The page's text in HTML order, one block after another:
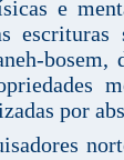
e
escrituras
bosem,
por